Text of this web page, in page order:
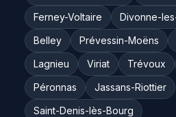
Ferney-Voltaire
Divonne-
Belley
Prévessin-Moëns
Lagnieu
Viriat Trévoux
Péronnas
Jassans-Riottier
Saint-Denis-lès-Bourg